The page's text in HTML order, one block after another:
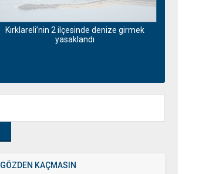
Kırklareli’nin 2 ilçesinde denize girmek
yasaklandı
GÖZDEN KAÇMASIN